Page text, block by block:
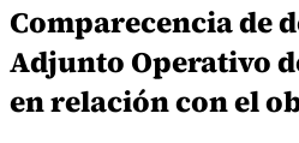
Comparecencia de
Adjunto Operativo
en relación con el